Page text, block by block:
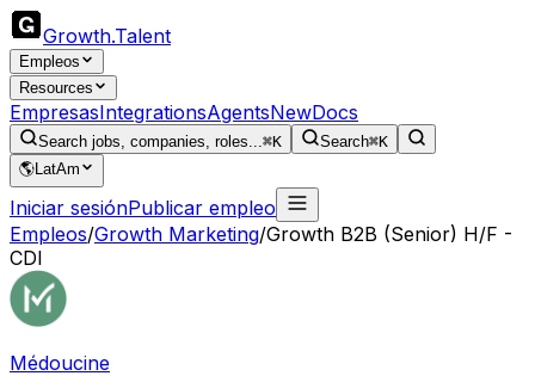
Growth.Talent
Empleos
Resources
EmpresasIntegrationsAgentsNewDocs
Search jobs, companies, roles...⌘K Search⌘K
🌎LatAm
Iniciar sesiónPublicar empleo
Empleos/Growth Marketing/Growth B2B (Senior) H/F -
CDI
Médoucine